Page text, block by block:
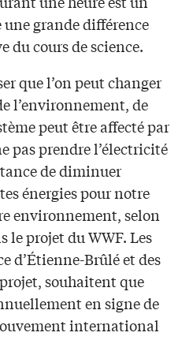
grande différence
du cours de science.
que l’on peut changer
l’environnement, de
peut être affecté par
pas prendre l’électricité
de diminuer
énergies pour notre
environnement, selon
le projet du WWF. Les
d’Étienne-Brûlé et des
souhaitent que
en signe de
international